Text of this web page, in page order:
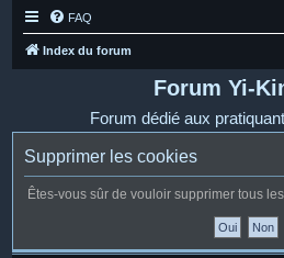
FAQ
Index du forum
Forum Yi-
Forum dédié aux
Supprimer les cookies
Êtes-vous sûr de vouloir supprimer tous